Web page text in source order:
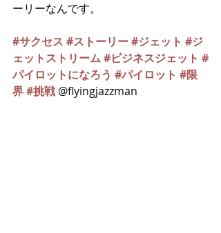
ーリーなんです。
#サクセス #ストーリー#ジェット #ジ
ェットストリーム#ビジネスジェット #
パイロットになろう #パイロット #限
界#挑戦 @flyingjazzman